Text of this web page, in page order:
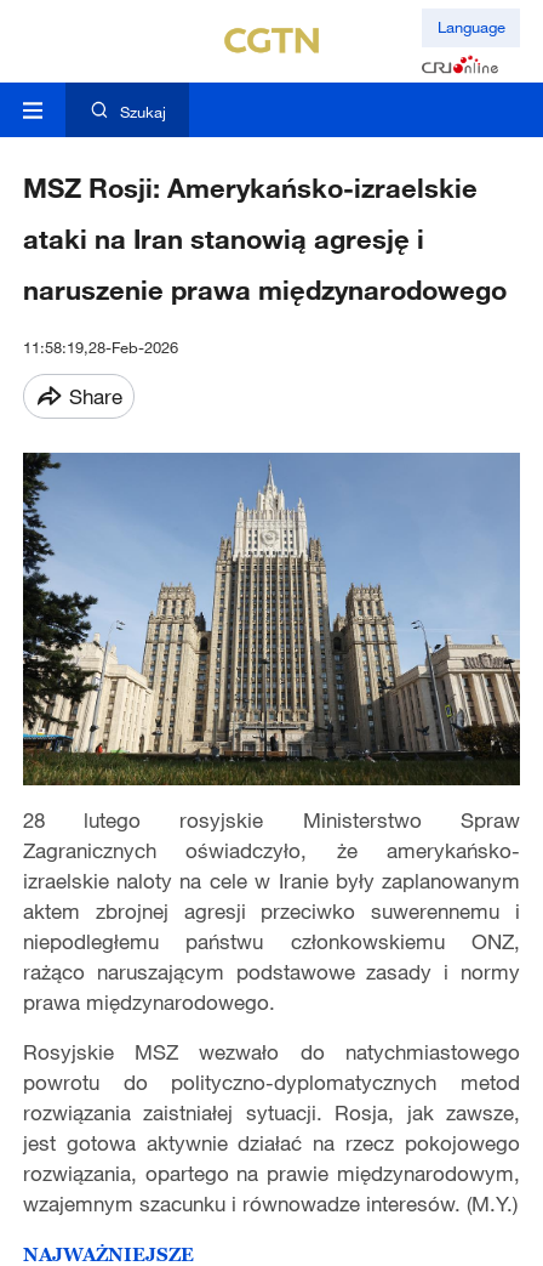
Language
Szukaj
MSZ Rosji: Amerykańsko-izraelskie
ataki na Iran stanowią agresję i
naruszenie prawa międzynarodowego
11:58:19,28-Feb-2026
Share
28 lutego rosyjskie Ministerstwo Spraw
Zagranicznych oświadczyło, że amerykańsko-
izraelskie naloty na cele w Iranie były zaplanowanym
aktem zbrojnej agresji przeciwko suwerennemu i
niepodległemu państwu członkowskiemu ONZ,
rażąco naruszającym podstawowe zasady i normy
prawa międzynarodowego.
Rosyjskie MSZ wezwało do natychmiastowego
powrotu do polityczno-dyplomatycznych metod
rozwiązania zaistniałej sytuacji. Rosja, jak zawsze,
jest gotowa aktywnie działać na rzecz pokojowego
rozwiązania, opartego na prawie międzynarodowym,
wzajemnym szacunku i równowadze interesów. (M.Y.)
NAJWAŻNIEJSZE